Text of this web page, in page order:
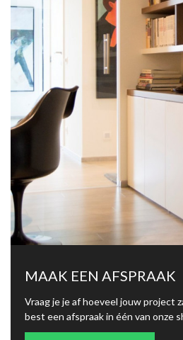
MAAK EEN AFSPRAAK
Vraag je je af hoeveel jouw project
best een afspraak in één van onze